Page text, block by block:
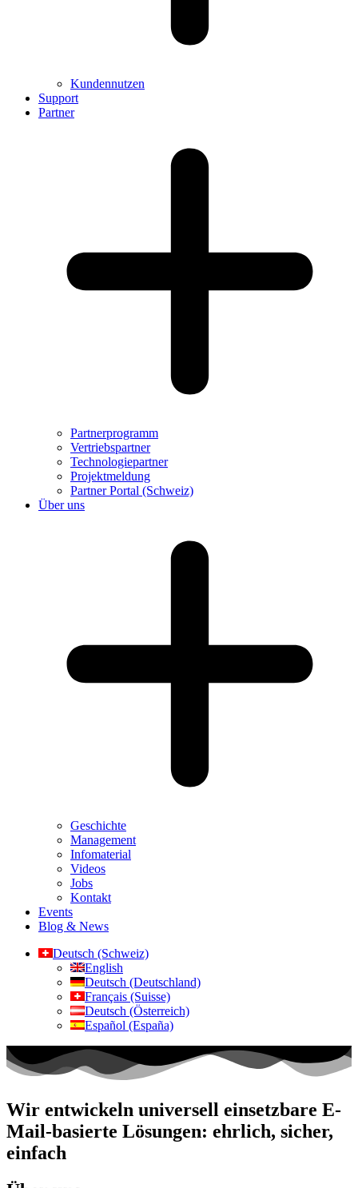
Kundennutzen
Support
Partner
Partnerprogramm
Vertriebspartner
Technologiepartner
Projektmeldung
Partner Portal (Schweiz)
Über uns
Geschichte
Management
Infomaterial
Videos
Jobs
Kontakt
Events
Blog & News
Deutsch (Schweiz)
English
Deutsch (Deutschland)
Français (Suisse)
Deutsch (Österreich)
Español (España)
Wir entwickeln universell einsetzbare E-
Mail-basierte Lösungen: ehrlich, sicher,
einfach